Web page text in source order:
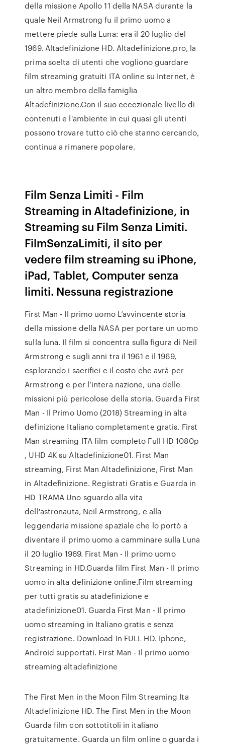
della missione Apollo 11 della NASA durante la
quale Neil Armstrong fu il primo uomo a
mettere piede sulla Luna: era il 20 luglio del
1969. Altadefinizione HD. Altadefinizione.pro, la
prima scelta di utenti che vogliono guardare
film streaming gratuiti ITA online su Internet, è
un altro membro della famiglia
Altadefinizione.Con il suo eccezionale livello di
contenuti e l'ambiente in cui quasi gli utenti
possono trovare tutto ciò che stanno cercando,
continua a rimanere popolare.
Film Senza Limiti - Film
Streaming in Altadefinizione, in
Streaming su Film Senza Limiti.
FilmSenzaLimiti, il sito per
vedere film streaming su iPhone,
iPad, Tablet, Computer senza
limiti. Nessuna registrazione
First Man - Il primo uomo L’avvincente storia
della missione della NASA per portare un uomo
sulla luna. Il film si concentra sulla figura di Neil
Armstrong e sugli anni tra il 1961 e il 1969,
esplorando i sacrifici e il costo che avrà per
Armstrong e per l’intera nazione, una delle
missioni più pericolose della storia. Guarda First
Man - Il Primo Uomo (2018) Streaming in alta
definizione Italiano completamente gratis. First
Man streaming ITA film completo Full HD 1080p
, UHD 4K su Altadefinizione01. First Man
streaming, First Man Altadefinizione, First Man
in Altadefinizione. Registrati Gratis e Guarda in
HD TRAMA Uno sguardo alla vita
dell'astronauta, Neil Armstrong, e alla
leggendaria missione spaziale che lo portò a
diventare il primo uomo a camminare sulla Luna
il 20 luglio 1969. First Man - Il primo uomo
Streaming in HD.Guarda film First Man - Il primo
uomo in alta definizione online.Film streaming
per tutti gratis su atadefinizione e
atadefinizione01. Guarda First Man - Il primo
uomo streaming in Italiano gratis e senza
registrazione. Download In FULL HD. Iphone,
Android supportati. First Man - Il primo uomo
streaming altadefinizione
The First Men in the Moon Film Streaming Ita
Altadefinizione HD. The First Men in the Moon
Guarda film con sottotitoli in italiano
gratuitamente. Guarda un film online o guarda i